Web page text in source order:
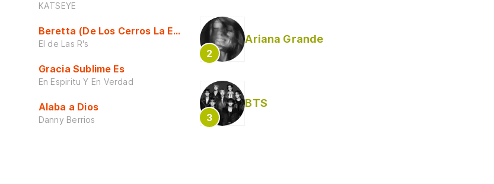
KATSEYE
Beretta (De Los Cerros La Escuela)
El de Las R's
Gracia Sublime Es
En Espiritu Y En Verdad
Alaba a Dios
Danny Berrios
Ariana Grande
BTS